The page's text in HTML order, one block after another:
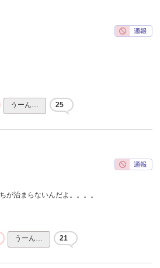
うーん… 25
が治まらないんだよ。。。。
うーん… 21